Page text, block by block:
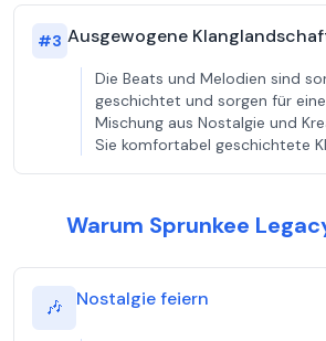
#3 Ausgewogene
Die Beats und Melodien sind
geschichtet und sorgen für
Mischung aus Nostalgie und
Sie komfortabel geschichtete
Warum Sprunkee
🎶 Nostalgie feiern